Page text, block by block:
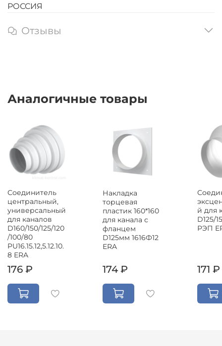
РОССИЯ
Отзывы
Аналогичные товары
Соединитель
центральный,
универсальный
для каналов
D160/150/125/120
/100/80
PU16.15.12,5.12.10.
8 ERA
176 ₽
Накладка
торцевая
пластик 160*160
для канала с
фланцем
D125мм 1616Ф12
ERA
174 ₽
й для
D125/
РЭП
171 ₽